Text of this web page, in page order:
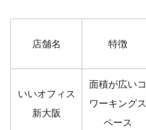
店舗名 特徴
いいオフィス
新大阪
面積が広いコ
ワーキングス
ペース